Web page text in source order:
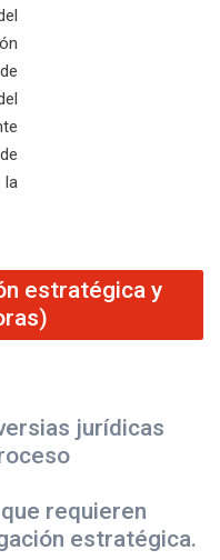
estratégica y
jurídicas
requieren
estratégica.